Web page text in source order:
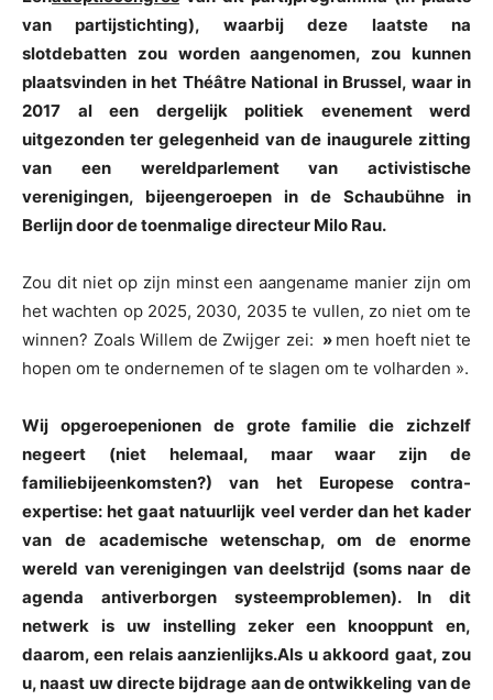
van partijstichting), waarbij deze laatste na
slotdebatten zou worden aangenomen, zou kunnen
plaatsvinden in het Théâtre National in Brussel, waar in
2017 al een dergelijk politiek evenement werd
uitgezonden ter gelegenheid van de inaugurele zitting
van een wereldparlement van activistische
verenigingen, bijeengeroepen in de Schaubühne in
Berlijn door de toenmalige directeur Milo Rau.
Zou dit niet op zijn minst een aangename manier zijn om
het wachten op 2025, 2030, 2035 te vullen, zo niet om te
winnen? Zoals Willem de Zwijger zei: » men hoeft niet te
hopen om te ondernemen of te slagen om te volharden ».
Wij opgeroepenionende grote familiedie zichzelf
negeert (niet helemaal, maar waar zijn de
familiebijeenkomsten?) van het Europese contra-
expertise: het gaat natuurlijk veel verder dan het kader
van de academische wetenschap, om de enorme
wereld van verenigingen van deelstrijd (somsnaar de
agenda antiverborgen systeemproblemen). In dit
netwerk is uw instelling zeker een knooppunt en,
daarom, een relaisaanzienlijks.Als u akkoord gaat,zou
u, naast uw directe bijdrage aan de ontwikkeling van de